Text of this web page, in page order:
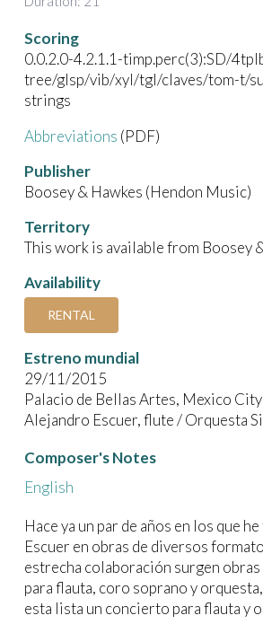
Scoring
0.0.2.0-4.2.1.1-timp.perc(3):SD/
tree/glsp/vib/xyl/tgl/claves/tom-t/
strings
Abbreviations (PDF)
Publisher
Boosey & Hawkes (Hendon Music)
Territory
This work is available from Boosey
Availability
RENTAL
Estreno mundial
29/11/2015
Palacio de Bellas Artes, Mexico City
Alejandro Escuer, flute / Orquesta
Composer's Notes
English
Hace ya un par de años en los que
Escuer en obras de diversos
estrecha colaboración surgen
para flauta, coro soprano y
esta lista un concierto para flauta y